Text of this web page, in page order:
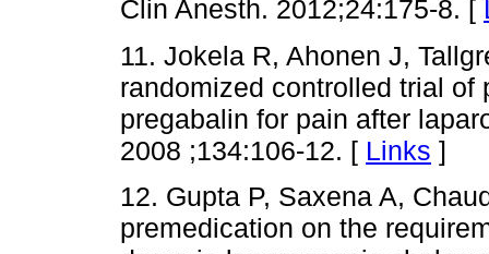
Clin Anesth. 2012;24:175-8. [
11. Jokela R, Ahonen J,
randomized controlled trial
pregabalin for pain after
2008 ;134:106-12. [ Links ]
12. Gupta P, Saxena A,
premedication on the